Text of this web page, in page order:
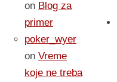
on Blog za
primer
poker_wyer
on Vreme
koje ne treba